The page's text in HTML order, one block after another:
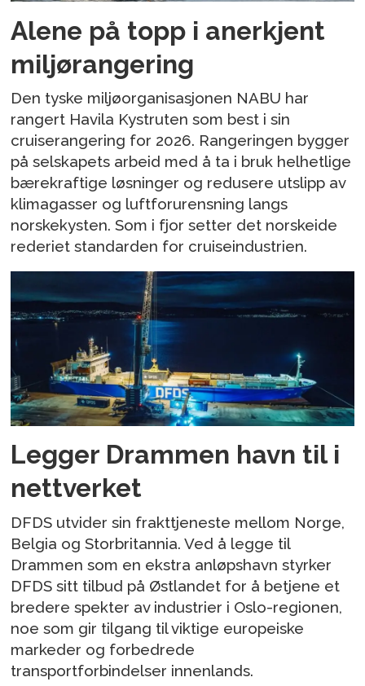
Alene på topp i anerkjent
miljørangering
Den tyske miljøorganisasjonen NABU har
rangert Havila Kystruten som best i sin
cruiserangering for 2026. Rangeringen bygger
på selskapets arbeid med å ta i bruk helhetlige
bærekraftige løsninger og redusere utslipp av
klimagasser og luftforurensning langs
norskekysten. Som i fjor setter det norskeide
rederiet standarden for cruiseindustrien.
Legger Drammen havn til i
nettverket
DFDS utvider sin frakttjeneste mellom Norge,
Belgia og Storbritannia. Ved å legge til
Drammen som en ekstra anløpshavn styrker
DFDS sitt tilbud på Østlandet for å betjene et
bredere spekter av industrier i Oslo-regionen,
noe som gir tilgang til viktige europeiske
markeder og forbedrede
transportforbindelser innenlands.